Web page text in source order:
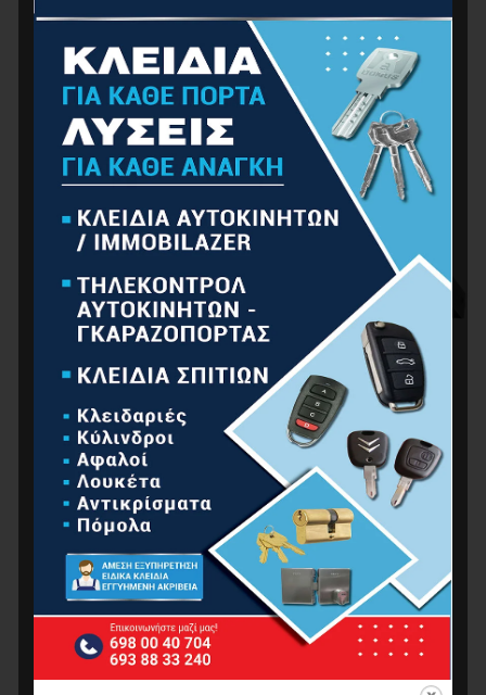
BORMANN BLF1040 Προβολέας Led 300W 4000K
24000Lumen 120° Αδιάβροχος
95.00€